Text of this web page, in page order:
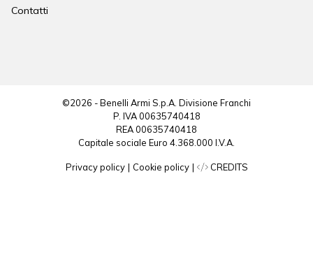
Contatti
©2026 - Benelli Armi S.p.A. Divisione Franchi
P. IVA 00635740418
REA 00635740418
Capitale sociale Euro 4.368.000 I.V.A.
Privacy policy | Cookie policy | CREDITS